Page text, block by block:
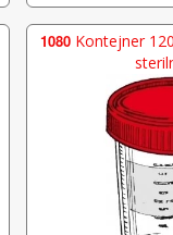
1080Kontejner